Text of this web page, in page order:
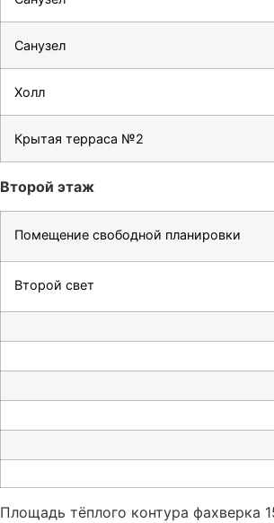
Санузел
Холл
Крытая терраса №2
Второй этаж
Помещение свободной планировки
Второй свет
Площадь тёплого контура фахверка